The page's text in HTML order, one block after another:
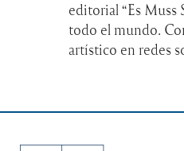
editorial “Es Muss
todo el mundo.
artístico en redes